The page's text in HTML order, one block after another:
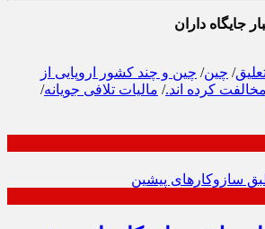
جایگاه داران
/ چین/ چین و چند کشور اروپایی از
کرده اند./ مالیات تلافی جویانه/